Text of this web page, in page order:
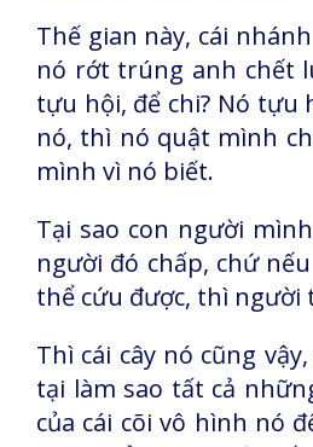
Thế gian này, cái
nó rớt trúng anh chết
tựu hội, để chi? Nó tựu
nó, thì nó quật mình
mình vì nó biết.
Tại sao con người
người đó chấp, chứ
thể cứu được, thì người
Thì cái cây nó cũng
tại làm sao tất cả
của cái cõi vô hình nó